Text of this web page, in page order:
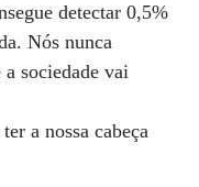
detectar 0,5%
Nós nunca
sociedade vai
a nossa cabeça